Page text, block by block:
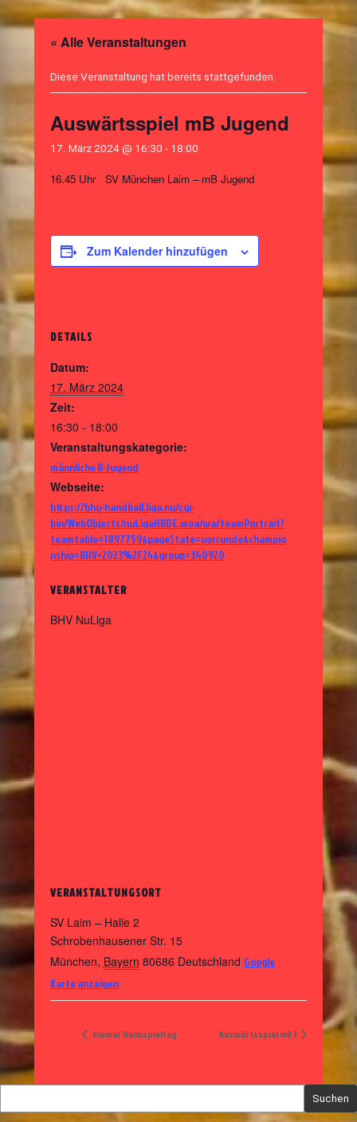
« Alle Veranstaltungen
Diese Veranstaltung hat bereits stattgefunden.
Auswärtsspiel mB Jugend
17. März 2024 @ 16:30 - 18:00
16.45 Uhr SV München Laim – mB Jugend
Zum Kalender hinzufügen
DETAILS
Datum:
17. März 2024
Zeit:
16:30 - 18:00
Veranstaltungskategorie:
männliche B-Jugend
Webseite:
https://bhv-handball.liga.nu/cgi-
bin/WebObjects/nuLigaHBDE.woa/wa/teamPortrait?
teamtable=1897759&pageState=vorrunde&champio
nship=BHV+2023%2F24&group=340920
VERANSTALTER
BHV NuLiga
VERANSTALTUNGSORT
SV Laim – Halle 2
Schrobenhausener Str. 15
München, Bayern 80686 Deutschland Google
Karte anzeigen
kleiner Heimspieltag Auswärtsspiel mD I
Suchen